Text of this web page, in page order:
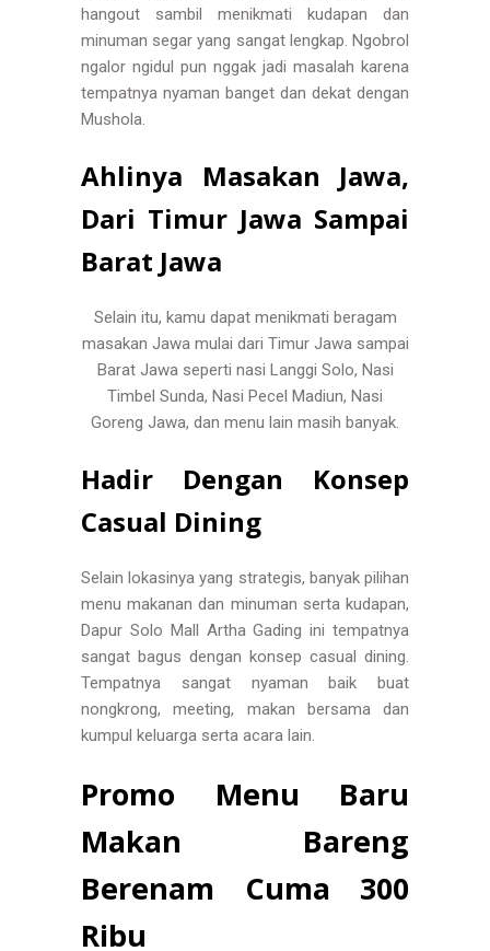
hangout sambil menikmati kudapan dan
minuman segar yang sangat lengkap. Ngobrol
ngalor ngidul pun nggak jadi masalah karena
tempatnya nyaman banget dan dekat dengan
Mushola.
Ahlinya Masakan Jawa,
Dari Timur Jawa Sampai
Barat Jawa
Selain itu, kamu dapat menikmati beragam
masakan Jawa mulai dari Timur Jawa sampai
Barat Jawa seperti nasi Langgi Solo, Nasi
Timbel Sunda, Nasi Pecel Madiun, Nasi
Goreng Jawa, dan menu lain masih banyak.
Hadir Dengan Konsep
Casual Dining
Selain lokasinya yang strategis, banyak pilihan
menu makanan dan minuman serta kudapan,
Dapur Solo Mall Artha Gading ini tempatnya
sangat bagus dengan konsep casual dining.
Tempatnya sangat nyaman baik buat
nongkrong, meeting, makan bersama dan
kumpul keluarga serta acara lain.
Promo Menu Baru
Makan Bareng
Berenam Cuma 300
Ribu